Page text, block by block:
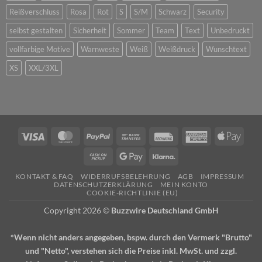
Reißverschluss
Rosa Rot S S/M Schwarz
Security
selbst gestalten
Sicherheit Sommer Team Text
Unbedruckt
vollfarbige Motive
Warnweste Weiß Weißdruck
Wunschtext
XS
XXL/3XL
Visa MasterCardPayPal
Bank
Rechung
AmericanApple
Cash
Pickup
Google
KONTAKT & FAQ WIDERRUFSBELEHRUNG AGB
IMPRESSUM
DATENSCHUTZERKLÄRUNG
MEIN KONTO
COOKIE-RICHTLINIE (EU)
Copyright 2026 © Buzzwire Deutschland GmbH
*Wenn nicht anders angegeben, bspw. durch den Vermerk "Brutto"
und "Netto", verstehen sich die Preise inkl. MwSt. und zzgl.